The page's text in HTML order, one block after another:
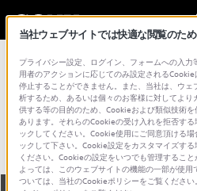
総合サポート・お問い
MDW74PRA
当社ウェブサイトでは快適な閲覧のた
プライバシー設定、ログイン、フォームへの入
用者のアクションに応じてのみ設定される
停止することができません。また、当社は、ウ
析するため、あるいは個々のお客様に対してよ
供する等の目的のため、Cookieおよび類似技術
あります。それらのCookieの受け入れを拒否す
ックしてください。Cookie使用にご同意頂ける
ックして下さい。Cookie設定をカスタマイズす
ください。Cookieの設定をいつでも管理するこ
よっては、このウェブサイトの機能の一部が使
ついては、当社のCookieポリシーをご覧くださ